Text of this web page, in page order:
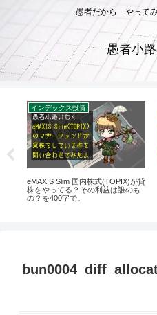
愚者だから やって
愚者小
インデックス投資
eMAXIS Slim 国内株式(TOPIX)が貸
株をやってる？その利益は誰のも
の？を400字で。